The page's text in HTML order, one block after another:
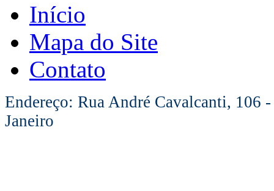
Início
Mapa do Site
Contato
Endereço: Rua André Cavalcanti, 106
Janeiro